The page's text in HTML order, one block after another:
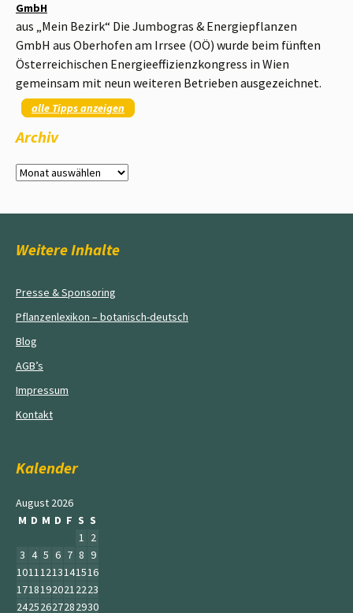
GmbH
aus „Mein Bezirk“ Die Jumbogras & Energiepflanzen
GmbH aus Oberhofen am Irrsee (OÖ) wurde beim fünften
Österreichischen Energieeffizienzkongress in Wien
gemeinsam mit neun weiteren Betrieben ausgezeichnet.
alle Tipps anzeigen
Archiv
Archiv
Weitere Inhalte
Presse & Sponsoring
Pflanzenlexikon – botanisch-deutsch
Blog
AGB’s
Impressum
Kontakt
Kalender
August 2026
M D M D F S S
1 2
3 4 5 6 7 8 9
10111213141516
17181920212223
24252627282930